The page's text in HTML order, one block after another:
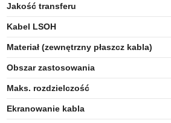
Jakość transferu
Kabel LSOH
Materiał (zewnętrzny płaszcz kabla)
Obszar zastosowania
Maks. rozdzielczość
Ekranowanie kabla